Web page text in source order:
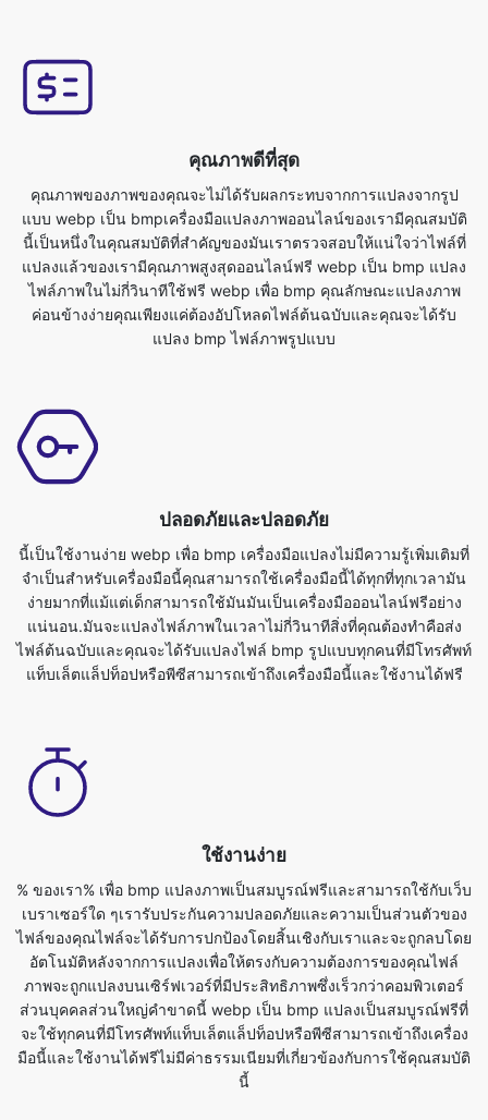
คุณภาพของภาพของคุณจะไม่ได้รับผลกระทบจากการแปลงจากรูป
นี้เป็นหนึ่งในคุณสมบัติที่สำคัญของมันเราตรวจสอบให้แน่ใจว่าไฟล์ที่
แปลงแล้วของเรามีคุณภาพสูงสุดออนไลน์ฟรี webp เป็น bmp แปลง
ไฟล์ภาพในไม่กี่วินาทีใช้ฟรี webp เพื่อ bmp คุณลักษณะแปลงภาพ
ค่อนข้างง่ายคุณเพียงแค่ต้องอัปโหลดไฟล์ต้นฉบับและคุณจะได้รับ
แปลง bmp ไฟล์ภาพรูปแบบ
นี้เป็นใช้งานง่าย webp เพื่อ bmp เครื่องมือแปลงไม่มีความรู้เพิ่มเติมที่
จำเป็นสำหรับเครื่องมือนี้คุณสามารถใช้เครื่องมือนี้ได้ทุกที่ทุกเวลามัน
ง่ายมากที่แม้แต่เด็กสามารถใช้มันมันเป็นเครื่องมือออนไลน์ฟรีอย่าง
แน่นอน.มันจะแปลงไฟล์ภาพในเวลาไม่กี่วินาทีสิ่งที่คุณต้องทำคือส่ง
ไฟล์ต้นฉบับและคุณจะได้รับแปลงไฟล์ bmp รูปแบบทุกคนที่มีโทรศัพท์
แท็บเล็ตแล็ปท็อปหรือพีซีสามารถเข้าถึงเครื่องมือนี้และใช้งานได้ฟรี
% ของเรา% เพื่อ bmp แปลงภาพเป็นสมบูรณ์ฟรีและสามารถใช้กับเว็บ
เบราเซอร์ใด ๆเรารับประกันความปลอดภัยและความเป็นส่วนตัวของ
ไฟล์ของคุณไฟล์จะได้รับการปกป้องโดยสิ้นเชิงกับเราและจะถูกลบโดย
อัตโนมัติหลังจากการแปลงเพื่อให้ตรงกับความต้องการของคุณไฟล์
ภาพจะถูกแปลงบนเซิร์ฟเวอร์ที่มีประสิทธิภาพซึ่งเร็วกว่าคอมพิวเตอร์
ส่วนบุคคลส่วนใหญ่คำขาดนี้ webp เป็น bmp แปลงเป็นสมบูรณ์ฟรีที่
จะใช้ทุกคนที่มีโทรศัพท์แท็บเล็ตแล็ปท็อปหรือพีซีสามารถเข้าถึงเครื่อง
มือนี้และใช้งานได้ฟรีไม่มีค่าธรรมเนียมที่เกี่ยวข้องกับการใช้คุณสมบัติ
นี้